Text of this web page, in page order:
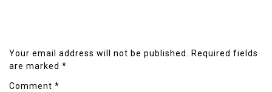
Your email address will not be published. Required fields
are marked *
Comment *